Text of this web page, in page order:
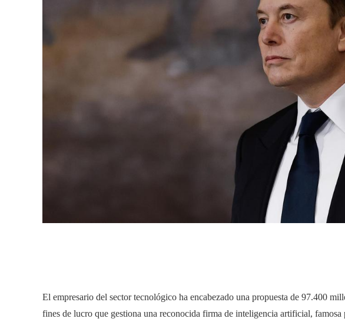
El empresario del sector tecnológico ha encabezado una propuesta de 97.400
fines de lucro que gestiona una reconocida firma de inteligencia artificial,